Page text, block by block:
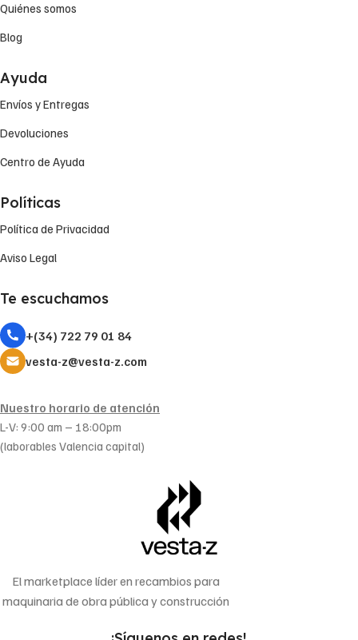
Quiénes somos
Blog
Ayuda
Envíos y Entregas
Devoluciones
Centro de Ayuda
Políticas
Política de Privacidad
Aviso Legal
Te escuchamos
+(34) 722 79 01 84
vesta-z@vesta-z.com
Nuestro horario de atención
L-V: 9:00 am – 18:00pm
(laborables Valencia capital)
El marketplace líder en recambios para
maquinaria de obra pública y construcción